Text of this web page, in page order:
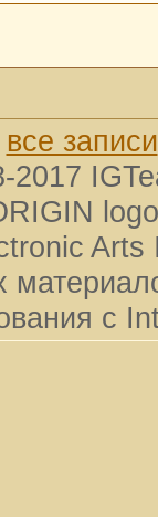
все записи
2017
Arts
с